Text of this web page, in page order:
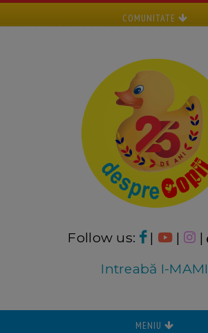
COMUNITATE
Follow us: | | |
Intreabă I-MAMI
MENIU